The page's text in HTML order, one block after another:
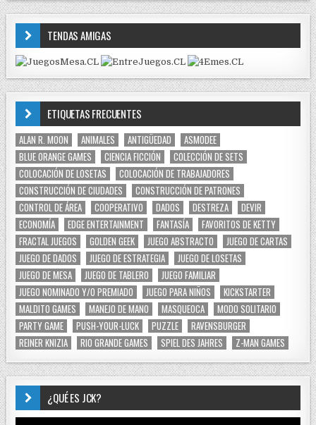
TENDAS AMIGAS
ETIQUETAS FRECUENTES
ALAN R. MOON ANIMALES ANTIGÜEDAD
ASMODEE
BLUE ORANGE GAMES
CIENCIA FICCIÓN
COLECCIÓN DE SETS
COLOCACIÓN DE LOSETAS
COLOCACIÓN DE TRABAJADORES
CONSTRUCCIÓN DE CIUDADES
CONSTRUCCIÓN DE PATRONES
CONTROL DE ÁREA
COOPERATIVO DADOS DESTREZA
DEVIR
ECONOMÍA
EDGE ENTERTAINMENT FANTASÍA
FAVORITOS DE KETTY
FRACTAL JUEGOS
GOLDEN GEEK JUEGO ABSTRACTO
JUEGO DE CARTAS
JUEGO DE DADOS
JUEGO DE ESTRATEGIA
JUEGO DE LOSETAS
JUEGO DE MESA
JUEGO DE TABLERO
JUEGO FAMILIAR
JUEGO NOMINADO Y/O PREMIADO
JUEGO PARA NIÑOS
KICKSTARTER
MALDITO GAMES
MANEJO DE MANO MASQUEOCA
MODO SOLITARIO
PARTY GAME
PUSH-YOUR-LUCK PUZZLE
RAVENSBURGER
REINER KNIZIA
RIO GRANDE GAMES SPIEL DES JAHRES Z-MAN GAMES
¿QUÉ ES JCK?